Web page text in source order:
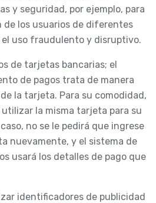
y seguridad, por ejemplo, para
los usuarios de diferentes
el uso fraudulento y disruptivo.
de tarjetas bancarias; el
de pagos trata de manera
la tarjeta. Para su comodidad,
la misma tarjeta para su
no se le pedirá que ingrese
nuevamente, y el sistema de
usará los detalles de pago que
identificadores de publicidad